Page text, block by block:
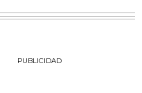
PUBLICIDAD